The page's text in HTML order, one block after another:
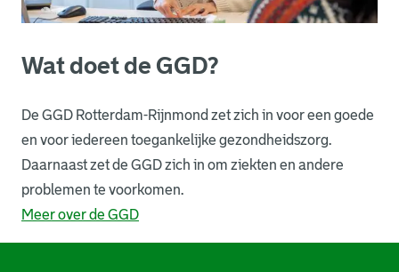
Wat doet de GGD?
De GGD Rotterdam-Rijnmond zet zich in voor een goede
en voor iedereen toegankelijke gezondheidszorg.
Daarnaast zet de GGD zich in om ziekten en andere
problemen te voorkomen.
Meer over de GGD